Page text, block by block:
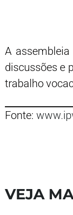
A
discussões e
trabalho
Fonte:
VEJA